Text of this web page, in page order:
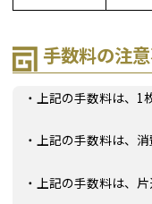
手数料の注
・上記の手数料は、1
・上記の手数料は、
・上記の手数料は、片